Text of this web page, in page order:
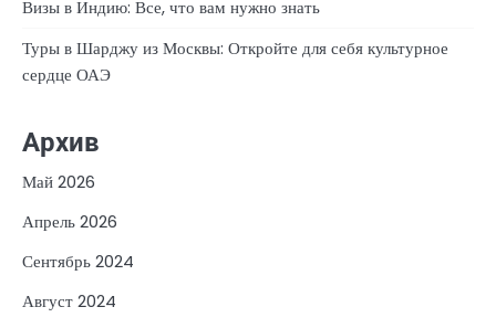
Визы в Индию: Все, что вам нужно знать
Туры в Шарджу из Москвы: Откройте для себя культурное
сердце ОАЭ
Архив
Май 2026
Апрель 2026
Сентябрь 2024
Август 2024